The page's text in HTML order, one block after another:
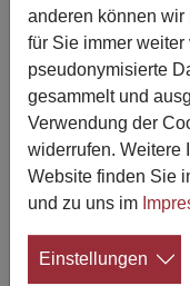
Trotz
gegenüber dem
15.01.2025
Im Jahr 2024 sind
vorläufigen
Bundesamtes
Zahl der Sterbefälle
anderen können
für Sie immer
pseudonymisierte
gesammelt und
Verwendung der
widerrufen. Weitere
Website finden Sie
und zu uns im
Einstellungen